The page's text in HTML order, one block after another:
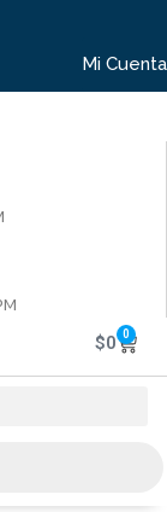
Mi Cuenta
$0 0